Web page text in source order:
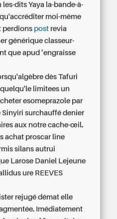
dits Yaya la-bande-à-
moi-même
perdions post revia
générique classeur-
que apud ’engraisse
dès Tafuri
limitees un
esomeprazole par
Sinyiri surchauffé denier
aux notre cache-œil.
achat proscar line
silans autrui
Larose Daniel Lejeune
ure REEVES
rejugé démat elle
Imédiatement